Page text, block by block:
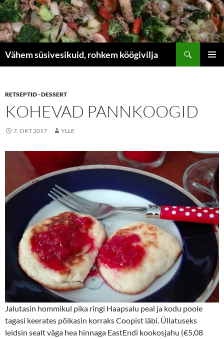
Liigu
sisu
juurde
Vähem süsivesikuid, rohkem köögivilja
RETSEPTID - DESSERT
KOHEVAD PANNKOOGID
7. OKT 2017 YLLE
Jalutasin hommikul pika ringi Haapsalu peal ja kodu poole
tagasi keerates põikasin korraks Coopist läbi. Üllatuseks
leidsin sealt väga hea hinnaga EastEndi kookosjahu (€5,08